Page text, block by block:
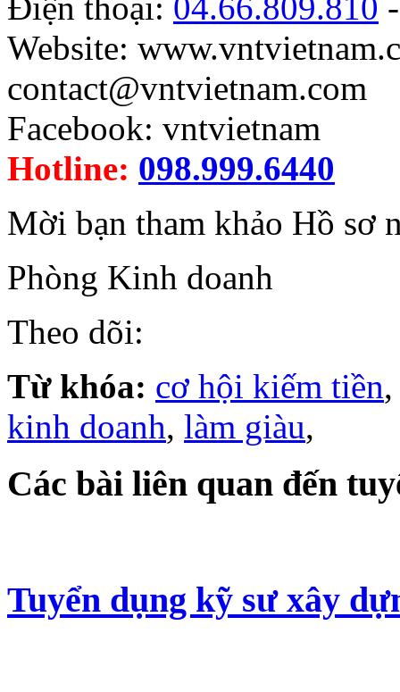
Website:
contact@vntvietnam.com
Facebook: vntvietnam
Hotline: 098.999.6440
Mời bạn tham khảo Hồ sơ
Phòng Kinh doanh
Theo dõi:
Từ khóa: cơ hội kiếm tiền
kinh doanh, làm giàu,
Các bài liên quan đến
Tuyển dụng kỹ sư xây